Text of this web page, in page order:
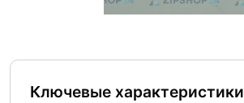
Ключевые характеристики